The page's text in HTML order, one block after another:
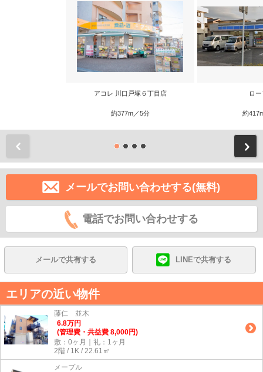
アコレ 川口戸塚６丁目店
約377m／5分
ロ
約
メールでお問い合わせする(無料)
電話でお問い合わせする
メールで共有する LINEで共有する
エリアの近い物件
藤仁 並木
6.8万円
(管理費・共益費 8,000円)
敷：0ヶ月｜礼：1ヶ月
2階 / 1K / 22.61㎡
メープル